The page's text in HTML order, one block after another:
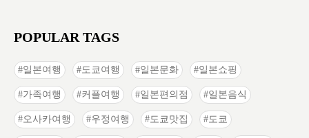
POPULAR TAGS
일본여행 도쿄여행 일본문화 일본쇼핑
가족여행 커플여행 일본편의점 일본음식
오사카여행 우정여행 도쿄맛집 도쿄